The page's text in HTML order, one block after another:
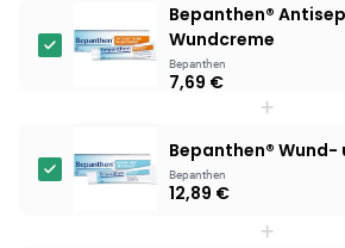
Bepanthen®
Wundcreme
Bepanthen
7,69 €
+
Bepanthen® Wund-
Bepanthen
12,89 €
+